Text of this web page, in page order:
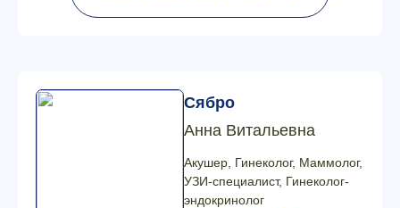
Сябро
Анна Витальевна
Акушер, Гинеколог, Маммолог,
УЗИ-специалист, Гинеколог-
эндокринолог